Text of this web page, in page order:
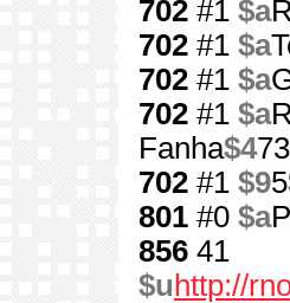
702 #1 $a
702 #1 $a
702 #1 $a
702 #1 $a
Fanha$4
702 #1 $95
801 #0 $a
856 41
$u http://